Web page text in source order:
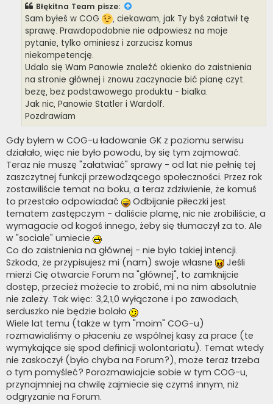
Błękitna Team pisze:
Sam byłeś w COG
, ciekawam, jak Ty byś załatwił tę
sprawę. Prawdopodobnie nie odpowiesz na moje
pytanie, tylko ominiesz i zarzucisz komus
niekompetencję.
Udalo się Wam Panowie znaleźć okienko do zaistnienia
na stronie głównej i znowu zaczynacie bić pianę czyt.
bezę, bez podstawowego produktu - bialka.
Jak nic, Panowie Statler i Wardolf.
Pozdrawiam
Gdy byłem w COG-u ładowanie GK z poziomu serwisu
działało, więc nie było powodu, by się tym zajmować.
Teraz nie muszę "załatwiać" sprawy - od lat nie pełnię tej
zaszczytnej funkcji przewodzącego społeczności. Przez rok
zostawiliście temat na boku, a teraz zdziwienie, że komuś
to przestało odpowiadać
Odbijanie piłeczki jest
tematem zastępczym - daliście plamę, nic nie zrobiliście, a
wymagacie od kogoś innego, żeby się tłumaczył za to. Ale
w "sociale" umiecie
Co do zaistnienia na głównej - nie było takiej intencji.
Szkoda, że przypisujesz mi (nam) swoje własne
Jeśli
mierzi Cię otwarcie Forum na "głównej", to zamknijcie
dostęp, przecież możecie to zrobić, mi na nim absolutnie
nie zależy. Tak więc: 3,2,1,0 wyłączone i po zawodach,
serduszko nie będzie bolało
Wiele lat temu (także w tym "moim" COG-u)
rozmawialiśmy o płaceniu ze wspólnej kasy za prace (te
wymykające się spod definicji wolontariatu). Temat wtedy
nie zaskoczył (było chyba na Forum?), może teraz trzeba
o tym pomyśleć? Porozmawiajcie sobie w tym COG-u,
przynajmniej na chwilę zajmiecie się czymś innym, niż
odgryzanie na Forum.